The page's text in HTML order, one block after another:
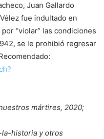
Juan Gallardo
fue indultado en
“violar” las condiciones
se le prohibió regresar
mártires, 2020;
historia y otros